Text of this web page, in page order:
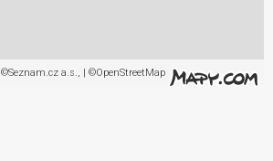
©Seznam.cz a.s., | ©OpenStreetMap